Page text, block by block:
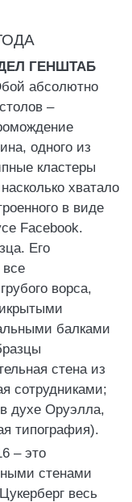
ГЕНШТАБ
бой абсолютно
–
одного из
кластеры
хватало
в виде
Facebook.
Его
ворса,
балками
стена из
сотрудниками;
духе Оруэлла,
типография).
– это
стенами
весь